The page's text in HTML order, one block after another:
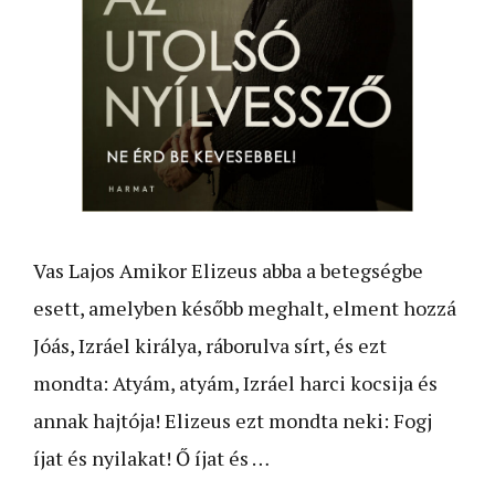
Vas Lajos Amikor Elizeus abba a betegségbe
esett, amelyben később meghalt, elment hozzá
Jóás, Izráel királya, ráborulva sírt, és ezt
mondta: Atyám, atyám, Izráel harci kocsija és
annak hajtója! Elizeus ezt mondta neki: Fogj
íjat és nyilakat! Ő íjat és …